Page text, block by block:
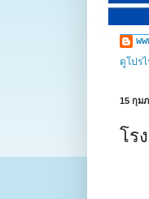
ดูโปร
15 กุม
โร